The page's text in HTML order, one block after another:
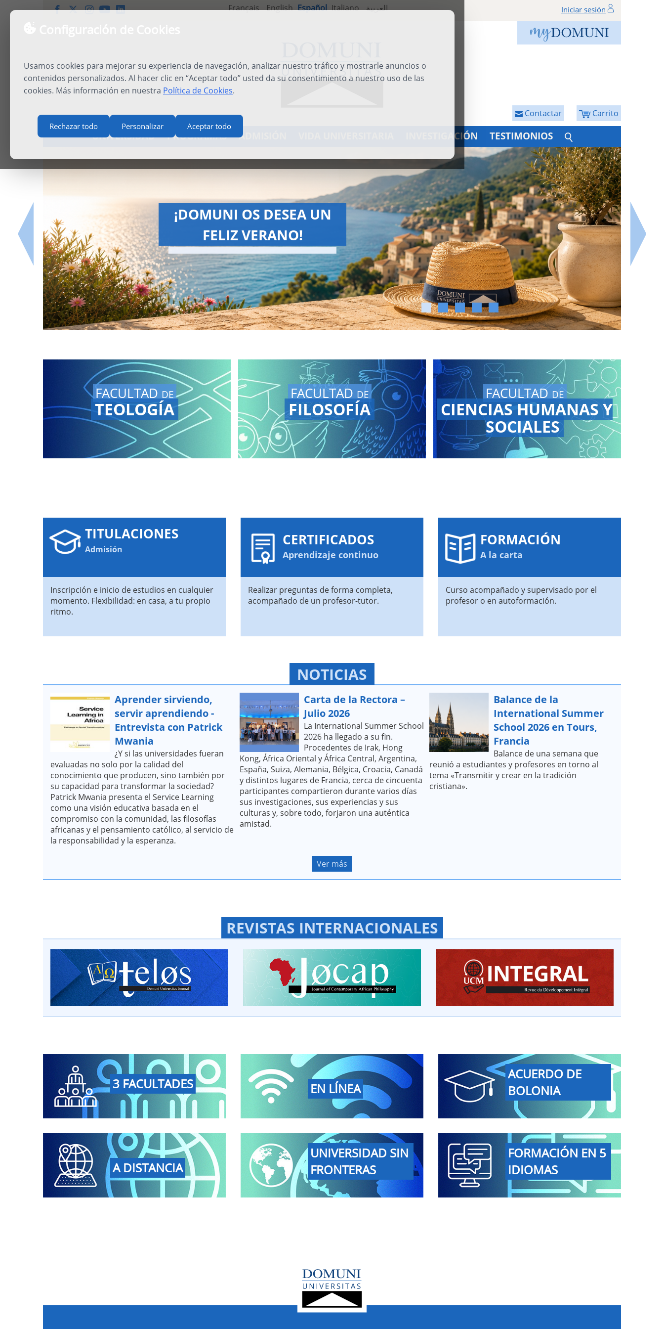
Usamos cookies para mejorar su experiencia de navegación, analizar nuestro tráfico y mostrarle anuncios o
contenidos personalizados. Al hacer clic en “Aceptar todo” usted da su consentimiento a nuestro uso de las
cookies. Más información en nuestra Política de Cookies.
Rechazar todo Personalizar Aceptar todo
Français English Español Italiano العربية Iniciar sesión
Carrito
Contactar
UNIVERSIDAD PROGRAMAS ADMISIÓN INVESTIGACIÓN TESTIMONIOS
INTERNATIONAL SUMMER
SCHOOL 2026
¡La Summer School ha terminado!
Vuelve a ver las Grandes Conferencias en
nuestrocanal de YouTube.
FACULTAD DE
TEOLOGÍA
FACULTAD DE
FILOSOFÍA
FACULTAD DE
CIENCIAS HUMANAS Y
SOCIALES
TITULACIONES
Admisión
Inscripción e inicio de estudios en cualquier
momento. Flexibilidad: en casa, a tu propio
ritmo.
CERTIFICADOS
Aprendizaje continuo
Realizar preguntas de forma completa,
acompañado de un profesor-tutor.
FORMACIÓN
A la carta
Curso acompañado y supervisado por el
profesor o en autoformación.
NOTICIAS
Aprender sirviendo,
servir aprendiendo -
Entrevista con Patrick
Mwania
¿Y si las universidades fueran
evaluadas no solo por la calidad del
conocimiento que producen, sino también por
su capacidad para transformar la sociedad?
Patrick Mwania presenta el Service Learning
como una visión educativa basada en el
compromiso con la comunidad, las filosofías
africanas y el pensamiento católico, al servicio de
la responsabilidad y la esperanza.
Carta de la Rectora –
Julio 2026
La International Summer School
2026 ha llegado a su fin.
Procedentes de Irak, Hong
Kong, África Oriental y África Central, Argentina,
España, Suiza, Alemania, Bélgica, Croacia, Canadá
y distintos lugares de Francia, cerca de cincuenta
participantes compartieron durante varios días
sus investigaciones, sus experiencias y sus
culturas y, sobre todo, forjaron una auténtica
amistad.
Balance de la
International Summer
School 2026 en Tours,
Francia
Balance de una semana que
reunió a estudiantes y profesores en torno al
tema «Transmitir y crear en la tradición
cristiana».
Ver más
REVISTAS INTERNACIONALES
3 FACULTADES EN LÍNEA
ACUERDO DE
BOLONIA
A DISTANCIA
UNIVERSIDAD SIN
FRONTERAS
FORMACIÓN EN 5
IDIOMAS